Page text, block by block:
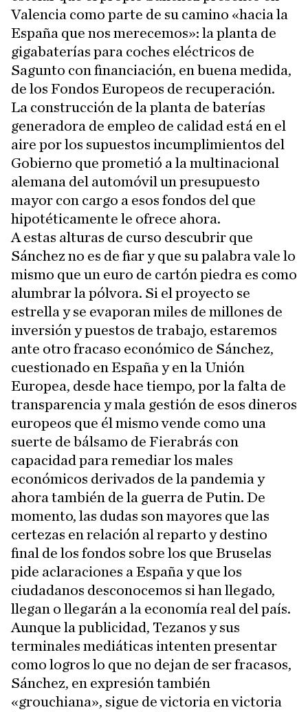
Valencia como parte de su camino «hacia la
España que nos merecemos»: la planta de
gigabaterías para coches eléctricos de
Sagunto con financiación, en buena medida,
de los Fondos Europeos de recuperación.
La construcción de la planta de baterías
generadora de empleo de calidad está en el
aire por los supuestos incumplimientos del
Gobierno que prometió a la multinacional
alemana del automóvil un presupuesto
mayor con cargo a esos fondos del que
hipotéticamente le ofrece ahora.
A estas alturas de curso descubrir que
Sánchez no es de fiar y que su palabra vale lo
mismo que un euro de cartón piedra es como
alumbrar la pólvora. Si el proyecto se
estrella y se evaporan miles de millones de
inversión y puestos de trabajo, estaremos
ante otro fracaso económico de Sánchez,
cuestionado en España y en la Unión
Europea, desde hace tiempo, por la falta de
transparencia y mala gestión de esos dineros
europeos que él mismo vende como una
suerte de bálsamo de Fierabrás con
capacidad para remediar los males
económicos derivados de la pandemia y
ahora también de la guerra de Putin. De
momento, las dudas son mayores que las
certezas en relación al reparto y destino
final de los fondos sobre los que Bruselas
pide aclaraciones a España y que los
ciudadanos desconocemos si han llegado,
llegan o llegarán a la economía real del país.
Aunque la publicidad, Tezanos y sus
terminales mediáticas intenten presentar
como logros lo que no dejan de ser fracasos,
Sánchez, en expresión también
«grouchiana», sigue de victoria en victoria